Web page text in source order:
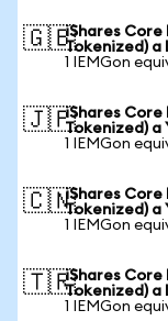
🇬🇧iShares Core
Tokenized)
1 IEMGon
🇯🇵iShares Core
Tokenized) a
1 IEMGon
🇨🇳iShares Core
Tokenized) a
1 IEMGon
🇹🇷iShares Core
Tokenized) a
1 IEMGon